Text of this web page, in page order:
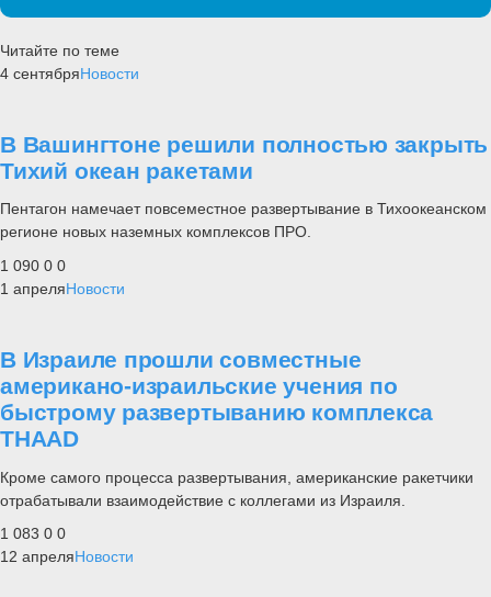
Читайте по теме
4 сентябряНовости
В Вашингтоне решили полностью закрыть
Тихий океан ракетами
Пентагон намечает повсеместное развертывание в Тихоокеанском
регионе новых наземных комплексов ПРО.
1 090 0 0
1 апреляНовости
В Израиле прошли совместные
американо-израильские учения по
быстрому развертыванию комплекса
THAAD
Кроме самого процесса развертывания, американские ракетчики
отрабатывали взаимодействие с коллегами из Израиля.
1 083 0 0
12 апреляНовости